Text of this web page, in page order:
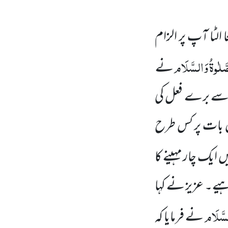
الٹا آپ پر الزام
وَالسَّلَامنے
سے برے فعل کی
بات پر کس طرح
ایک چار مہینے کا
عزیز نے کہا
نے فرمایا کہ